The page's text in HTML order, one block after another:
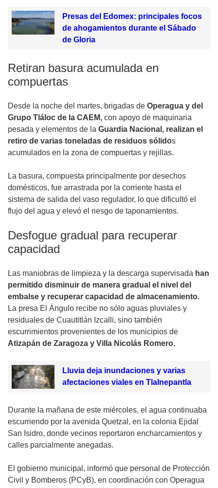
Presas del Edomex: principales focos
de ahogamientos durante el Sábado
de Gloria
Retiran basura acumulada en
compuertas
Desde la noche del martes, brigadas de Operagua y del
Grupo Tláloc de la CAEM, con apoyo de maquinaria
pesada y elementos de la Guardia Nacional, realizan el
retiro de varias toneladas de residuos sólidos
acumulados en la zona de compuertas y rejillas.
La basura, compuesta principalmente por desechos
domésticos, fue arrastrada por la corriente hasta el
sistema de salida del vaso regulador, lo que dificultó el
flujo del agua y elevó el riesgo de taponamientos.
Desfogue gradual para recuperar
capacidad
Las maniobras de limpieza y la descarga supervisada han
permitido disminuir de manera gradual el nivel del
embalse y recuperar capacidad de almacenamiento.
La presa El Ángulo recibe no sólo aguas pluviales y
residuales de Cuautitlán Izcalli, sino también
escurrimientos provenientes de los municipios de
Atizapán de Zaragoza y Villa Nicolás Romero.
Lluvia deja inundaciones y varias
afectaciones viales en Tlalnepantla
Durante la mañana de este miércoles, el agua continuaba
escurriendo por la avenida Quetzal, en la colonia Ejidal
San Isidro, donde vecinos reportaron encharcamientos y
calles parcialmente anegadas.
El gobierno municipal, informó que personal de Protección
Civil y Bomberos (PCyB), en coordinación con Operagua